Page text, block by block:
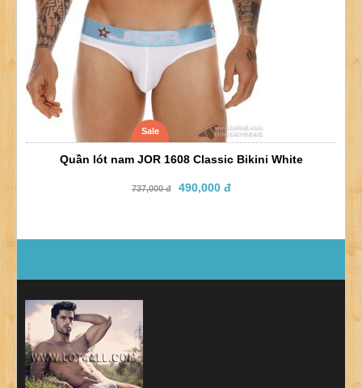
Sale
Quần lót nam JOR 1608 Classic Bikini White
737,000 đ 490,000 đ